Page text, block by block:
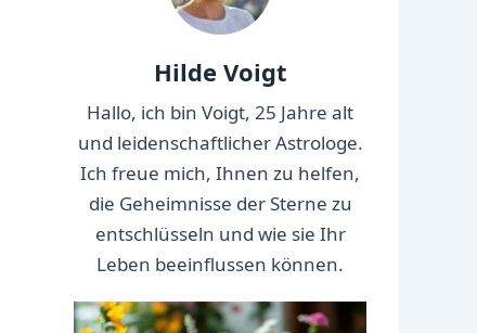
Hilde Voigt
Hallo, ich bin Voigt, 25 Jahre alt
und leidenschaftlicher Astrologe.
Ich freue mich, Ihnen zu helfen,
die Geheimnisse der Sterne zu
entschlüsseln und wie sie Ihr
Leben beeinflussen können.